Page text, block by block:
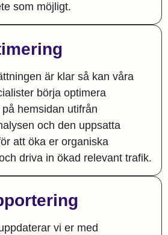
som möjligt.
är klar så kan våra
börja optimera
hemsidan utifrån
och den uppsatta
att öka er organiska
driva in ökad relevant trafik.
vi er med